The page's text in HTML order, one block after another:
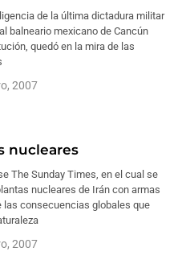
de la última dictadura militar
balneario mexicano de Cancún
quedó en la mira de las
2007
nucleares
The Sunday Times, en el cual se
nucleares de Irán con armas
las consecuencias globales que
2007